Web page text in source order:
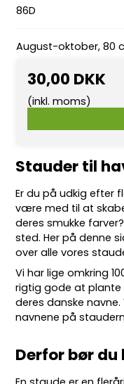
86D
August-oktober, 80
30,00 DKK
(inkl. moms)
Stauder til
Er du på udkig efter
være med til at
deres smukke
sted. Her på denne
over alle vores
Vi har lige omkring 10
rigtig gode at plante
deres danske
navnene på
Derfor bør